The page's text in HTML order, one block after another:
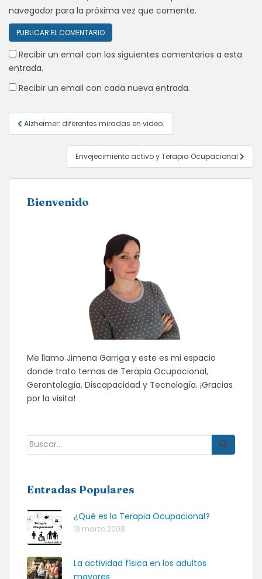
navegador para la próxima vez que comente.
Recibir un email con los siguientes comentarios a esta
entrada.
Recibir un email con cada nueva entrada.
Navegación
de
entradas
Alzheimer: diferentes miradas en video.
Envejecimiento activo y Terapia Ocupacional
Bienvenido
Me llamo Jimena Garriga y este es mi espacio
donde trato temas de Terapia Ocupacional,
Gerontología, Discapacidad y Tecnología. ¡Gracias
por la visita!
Buscar:
Entradas Populares
¿Qué es la Terapia Ocupacional?
13 marzo 2008
La actividad física en los adultos
mayores